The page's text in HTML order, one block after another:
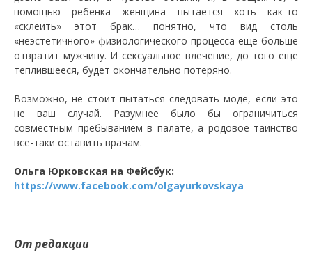
помощью ребенка женщина пытается хоть как-то
«склеить» этот брак… понятно, что вид столь
«неэстетичного» физиологического процесса еще больше
отвратит мужчину. И сексуальное влечение, до того еще
теплившееся, будет окончательно потеряно.
Возможно, не стоит пытаться следовать моде, если это
не ваш случай. Разумнее было бы ограничиться
совместным пребыванием в палате, а родовое таинство
все-таки оставить врачам.
Ольга Юрковская на Фейсбук:
https://www.facebook.com/olgayurkovskaya
От редакции